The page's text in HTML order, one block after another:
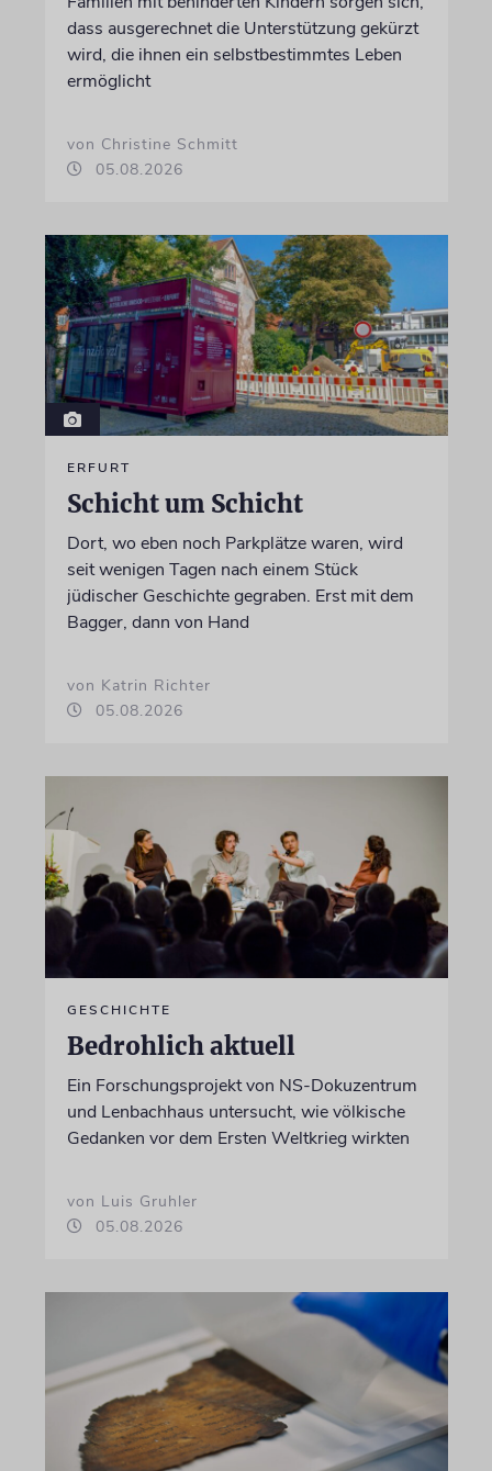
dass ausgerechnet die Unterstützung gekürzt
wird, die ihnen ein selbstbestimmtes Leben
ermöglicht
von Christine Schmitt
05.08.2026
ERFURT
Schicht um Schicht
Dort, wo eben noch Parkplätze waren, wird
seit wenigen Tagen nach einem Stück
jüdischer Geschichte gegraben. Erst mit dem
Bagger, dann von Hand
von Katrin Richter
05.08.2026
GESCHICHTE
Bedrohlich aktuell
Ein Forschungsprojekt von NS-Dokuzentrum
und Lenbachhaus untersucht, wie völkische
Gedanken vor dem Ersten Weltkrieg wirkten
von Luis Gruhler
05.08.2026